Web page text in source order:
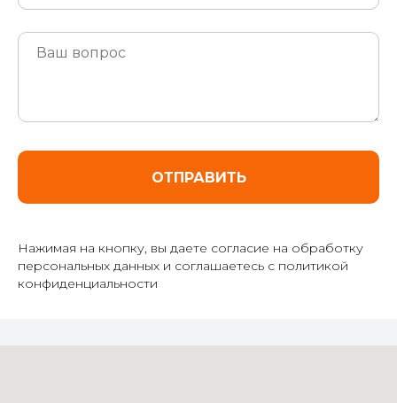
ОТПРАВИТЬ
Нажимая на кнопку, вы даете согласие на обработку
персональных данных и соглашаетесь c политикой
конфиденциальности